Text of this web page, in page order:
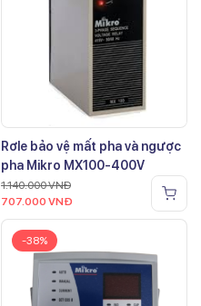
Rơle bảo vệ mất pha và ngược
pha Mikro MX100-400V
1.140.000VNĐ
707.000 VNĐ
-38%